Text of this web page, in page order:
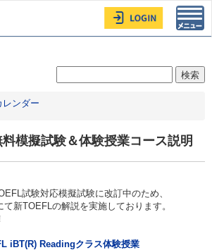
レンダー
模擬試験＆体験授業コース説明
試験対応模擬試験に改訂中のため、
新TOEFLの解説を実施しております。
iBT(R) Readingクラス体験授業